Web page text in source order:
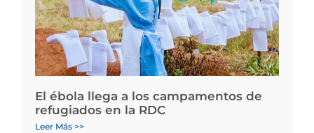
El ébola llega a los campamentos de
refugiados en la RDC
Leer Más >>